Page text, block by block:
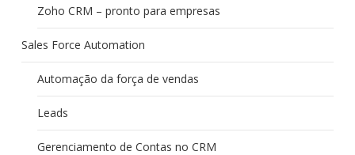
Zoho CRM – pronto para empresas
Sales Force Automation
Automação da força de vendas
Leads
Gerenciamento de Contas no CRM